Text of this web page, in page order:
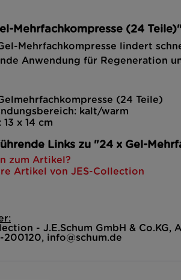
Mehrfachkompresse (24 Teile)"
Mehrfachkompresse lindert
Anwendung für Regeneration
(24 Teile)
kalt/warm
13 x 14 cm
Links zu "24 x Gel-
zum Artikel?
Artikel von JES-Collection
- J.E.Schum GmbH &
200120, info@schum.de